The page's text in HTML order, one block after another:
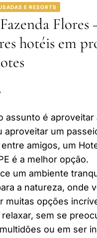
E RESORTS
Flores
hotéis em
assunto é aproveitar
aproveitar um
amigos, um
é a melhor opção.
um ambiente
a natureza, onde
muitas opções
sem se
ou em ser